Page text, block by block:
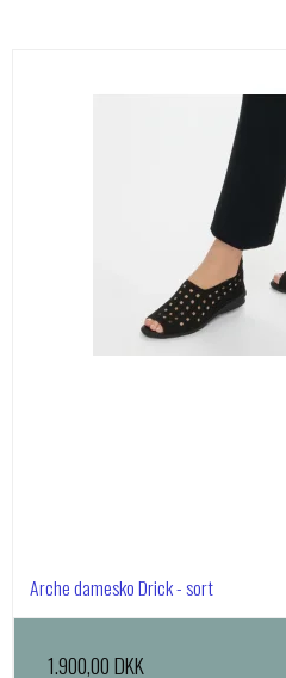
Arche damesko Drick - sort
1.900,00 DKK